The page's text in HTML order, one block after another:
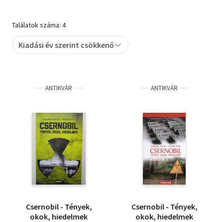
Hobbi, szabadidő
Irodalom
Szakkönyv
Tankönyv, segédkönyv
Társadalomtudomány
Természettudomány
Vallás
Találatok száma: 4
Kiadási év szerint csökkenő
ANTIKVÁR
Csernobil - Tények,
okok, hiedelmek
ANTIKVÁR
Csernobil - Tények,
okok, hiedelmek